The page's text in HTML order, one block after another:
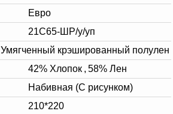
Евро
21С65-ШР/у/уп
Умягченный крэшированный полулен
42% Хлопок , 58% Лен
Набивная (С рисунком)
210*220